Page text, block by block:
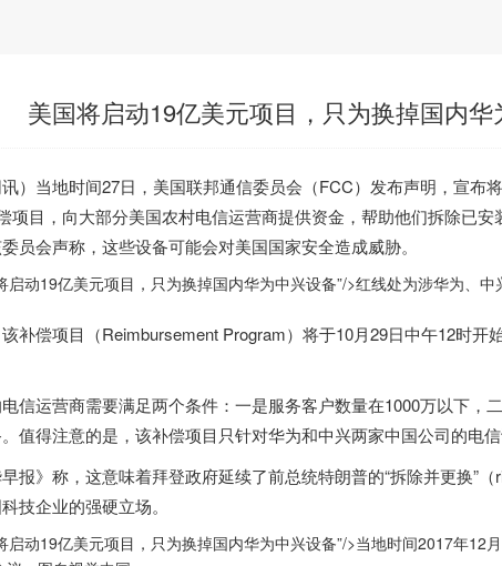
美国将启动19亿美元项目，只为换掉国内华
当地时间27日， 美国联邦通信委员会（FCC）发布声明，宣布
项目，向大部分美国农村电信运营商提供资金，帮助他们拆除已
员会声称，这些设备可能会对美国国家安全造成威胁。
启动19亿美元项目，只为换掉国内华为中兴设备”/>红线处为涉华为、中
偿项目（Reimbursement Program）将于10月29日中午12时开
运营商需要满足两个条件：一是服务客户数量在1000万以下，
值得注意的是，该补偿项目只针对华为和中兴两家中国公司的电信
》称，这意味着拜登政府延续了前总统特朗普的“拆除并更换”（
技企业的强硬立场。
启动19亿美元项目，只为换掉国内华为中兴设备”/>当地时间2017年12月